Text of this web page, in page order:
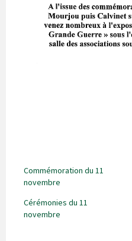
Commémoration du 11
novembre
Cérémonies du 11
novembre